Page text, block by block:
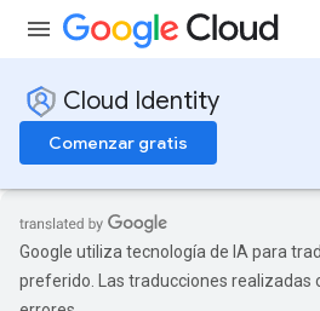
Cloud Identity
Comenzar gratis
Google utiliza tecnología de IA para
preferido. Las traducciones realizadas